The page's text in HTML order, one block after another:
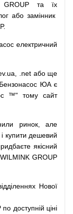
GROUP та їх
або замінник
електричний
.net або ще
Бензонасос ЮА є
™" тому
сайт
ринок,
але
і купити дешевий
якісний
GROUP
Нової
доступній ціні